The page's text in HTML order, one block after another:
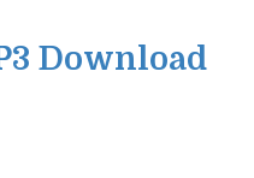
Download